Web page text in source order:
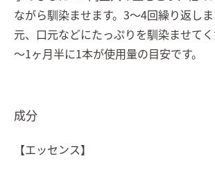
ながら馴染ませます。3～4回繰り返し
元、口元などにたっぷりを馴染ませて
～1ヶ月半に1本が使用量の目安です。
成分
【エッセンス】